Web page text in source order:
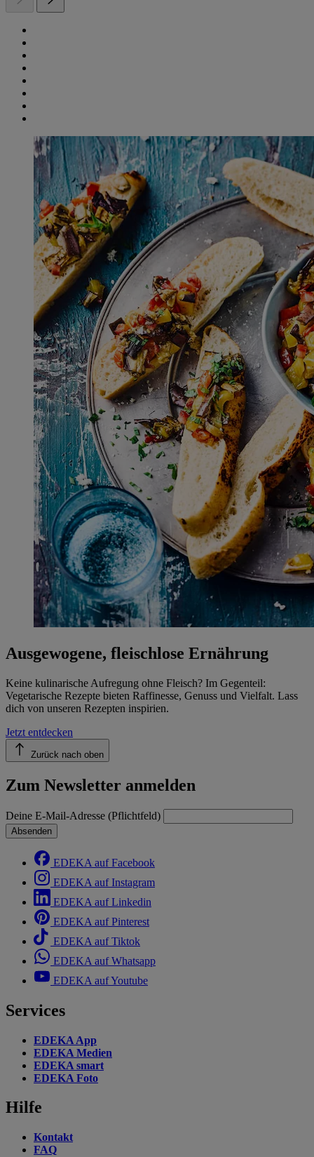
Ausgewogene, fleischlose Ernährung
Keine kulinarische Aufregung ohne Fleisch? Im Gegenteil:
Vegetarische Rezepte bieten Raffinesse, Genuss und Vielfalt. Lass
dich von unseren Rezepten inspirien.
Jetzt entdecken
Zurück nach oben
Zum Newsletter anmelden
Deine E-Mail-Adresse (Pflichtfeld)
Absenden
EDEKA auf Facebook
EDEKA auf Instagram
EDEKA auf Linkedin
EDEKA auf Pinterest
EDEKA auf Tiktok
EDEKA auf Whatsapp
EDEKA auf Youtube
Services
EDEKA App
EDEKA Medien
EDEKA smart
EDEKA Foto
Hilfe
Kontakt
FAQ